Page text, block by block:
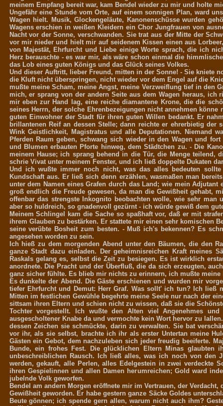
meinem Empfang bereit war, kam Bendel wieder zu mir und holte
Ungefähr eine Stunde vom Orte, auf einem sonnigen Plan, ward
Wagen hielt. Musik, Glockengeläute, Kanonenschüsse wurden
Wagens erschien in weißen Kleidern ein Chor Jungfrauen von
Nacht vor der Sonne, verschwanden. Sie trat aus der Mitte der
vor mir nieder und hielt mir auf seidenem Kissen einen aus
von Majestät, Ehrfurcht und Liebe einige Worte sprach, die ich
Herz berauschte - es war mir, als wäre schon einmal die
das Lob eines guten Königs und das Glück seines Volkes.
Und dieser Auftritt, lieber Freund, mitten in der Sonne! - Sie kniete
die Kluft nicht überspringen, nicht wieder vor dem Engel auf die
mußte meine Scham, meine Angst, meine Verzweiflung tief in den
mich, er sprang von der andern Seite aus dem Wagen heraus,
mir eben zur Hand lag, eine reiche diamantene Krone, die die
seines Herrn, der solche Ehrenbezeigungen nicht annehmen
guten Einwohner der Stadt für ihren guten Willen bedankt. Er
brillantenen Reif an dessen Stelle; dann reichte er ehrerbietig
Wink Geistlichkeit, Magistratus und alle Deputationen. Niemand
Pferden Raum geben, schwang sich wieder in den Wagen und
und Blumen erbauten Pforte hinweg, dem Städtchen zu. - Die
meinem Hause; ich sprang behend in die Tür, die Menge teilend,
schrie Vivat unter meinem Fenster, und ich ließ doppelte Dukaten
Und ich wußte immer noch nicht, was das alles bedeuten
Kundschaft aus. Er ließ sich denn erzählen, wasmaßen man
unter dem Namen eines Grafen durch das Land; wie mein
groß endlich die Freude gewesen, da man die Gewißheit gehabt,
offenbar das strengste Inkognito beobachten wolle, wie sehr
aber so huldreich, so gnadenvoll gezürnt - ich würde gewiß dem
Meinem Schlingel kam die Sache so spaßhaft vor, daß er mit
ihrem Glauben zu bestärken. Er stattete mir einen sehr komischen
seine verübte Bosheit zum besten. - Muß ich's bekennen? Es
angesehen worden zu sein.
Ich hieß zu dem morgenden Abend unter den Bäumen, die den
ganze Stadt dazu einladen. Der geheimnisreichen Kraft meines
Raskals gelang es, selbst die Zeit zu besiegen. Es ist wirklich
anordnete. Die Pracht und der Überfluß, die da sich erzeugten,
ganz sicher fühlte. Es blieb mir nichts zu erinnern, ich mußte meine
Es dunkelte der Abend. Die Gäste erschienen und wurden mir
tiefer Ehrfurcht und Demut: Herr Graf. Was sollt' ich tun? Ich ließ
Mitten im festlichen Gewühle begehrte meine Seele nur nach der
sittsam ihren Eltern und schien nicht zu wissen, daß sie die
Tochter vorgestellt. Ich wußte den Alten viel Angenehmes
ausgescholtener Knabe da und vermochte kein Wort hervor zu
dessen Zeichen sie schmückte, darin zu verwalten. Sie bat
vor ihr, als sie selbst, brachte ich ihr als erster Untertan meine
Gästen ein Gebot, dem nachzuleben sich jeder freudig beeiferte.
Bunde, ein frohes Fest. Die glücklichen Eltern Minas
unbeschreiblichen Rausch. Ich ließ alles, was ich noch von den
werden, gekauft, alle Perlen, alles Edelgestein in zwei verdeckte
ihren Gespielinnen und allen Damen herumreichen; Gold ward
jubelnde Volk geworfen.
Bendel am andern Morgen eröffnete mir im Vertrauen, der
Gewißheit geworden. Er habe gestern ganze Säcke Goldes
Beute gönnen; ich spende gern allen, warum nicht auch ihm?